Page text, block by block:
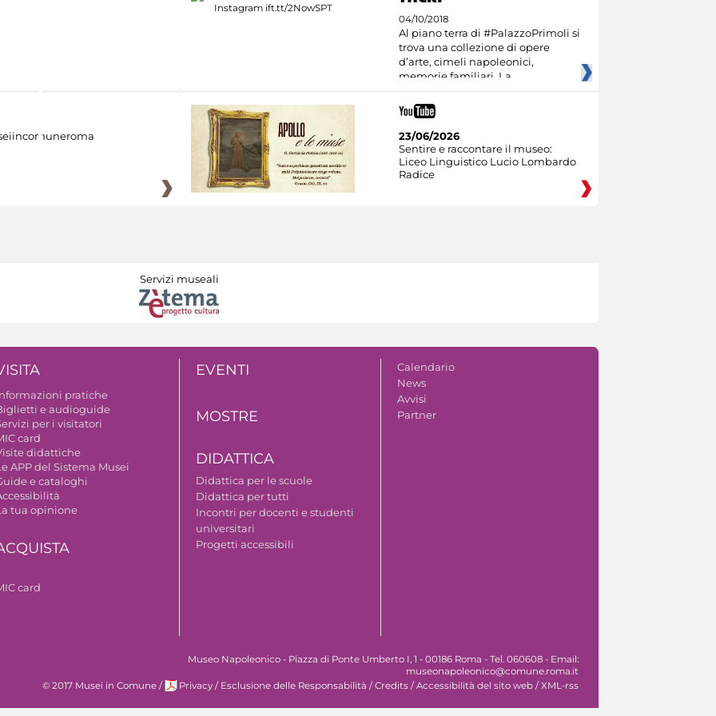
04/10/2018
Al piano terra di #PalazzoPrimoli si
trova una collezione di opere
d’arte, cimeli napoleonici,
memorie familiari. La
23/06/2026
Sentire e raccontare il museo:
Liceo Linguistico Lucio Lombardo
Radice
Servizi museali
pratiche
e audioguide
per i visitatori
card
didattiche
APP del Sistema Musei
e cataloghi
tua opinione
card
EVENTI
MOSTRE
DIDATTICA
Didattica per le scuole
Didattica per tutti
Incontri per docenti e studenti
universitari
Progetti accessibili
Calendario
News
Avvisi
Partner
Museo Napoleonico - Piazza di Ponte Umberto I, 1 - 00186 Roma - Tel. 060608 - Email:
museonapoleonico@comune.roma.it
© 2017 Musei in Comune / Privacy / Esclusione delle Responsabilità /Credits /Accessibilità del sito web /XML-rss